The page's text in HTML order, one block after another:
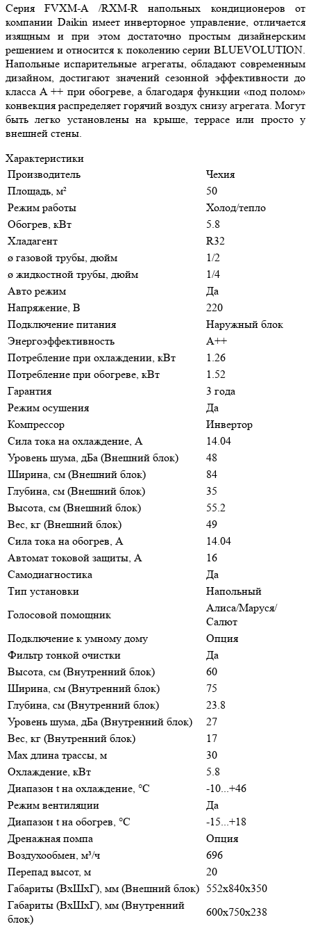
Серия FVXM-A /RXM-R напольных кондиционеров от
компании Daikin имеет инверторное управление, отличается
изящным и при этом достаточно простым дизайнерским
решением и относится к поколению серии BLUEVOLUTION.
Напольные испарительные агрегаты, обладают современным
дизайном, достигают значений сезонной эффективности до
класса A ++ при обогреве, а благодаря функции «под полом»
конвекция распределяет горячий воздух снизу агрегата. Могут
быть легко установлены на крыше, террасе или просто у
внешней стены.
Характеристики
Производитель
Чеxия
Площадь, м²
50
Режим работы
Холод/тепло
Обогрев, кВт
5.8
Хладагент
R32
ø газовой трубы, дюйм
1/2
ø жидкостной трубы, дюйм
1/4
Авто режим
Да
Напряжение, В
220
Подключение питания
Наружный блок
Энергоэффективность
A++
Потребление при охлаждении, кВт
1.26
Потребление при обогреве, кВт
1.52
Гарантия
3 года
Режим осушения
Да
Компрессор
Инвертор
Сила тока на охлаждение, А
14.04
Уровень шума, дБа (Внешний блок)
48
Ширина, см (Внешний блок)
84
Глубина, см (Внешний блок)
35
Высота, см (Внешний блок)
55.2
Вес, кг (Внешний блок)
49
Сила тока на обогрев, А
14.04
Автомат токовой защиты, А
16
Самодиагностика
Да
Тип установки
Напольный
Голосовой помощник
Алиса/Маруся/
Салют
Подключение к умному дому
Опция
Фильтр тонкой очистки
Да
Высота, см (Внутренний блок)
60
Ширина, см (Внутренний блок)
75
Глубина, см (Внутренний блок)
23.8
Уровень шума, дБа (Внутренний блок)
27
Вес, кг (Внутренний блок)
17
Max длина трассы, м
30
Охлаждение, кВт
5.8
Диапазон t на охлаждение, °С
-10...+46
Режим вентиляции
Да
Диапазон t на обогрев, °С
-15...+18
Дренажная помпа
Опция
Воздухообмен, м³/ч
696
Перепад высот, м
20
Габариты (ВхШхГ), мм (Внешний блок) 552x840x350
Габариты (ВхШхГ), мм (Внутренний
блок)
600x750x238